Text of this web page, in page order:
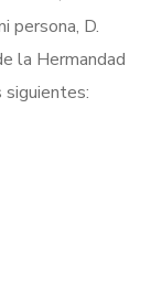
persona, D.
la Hermandad